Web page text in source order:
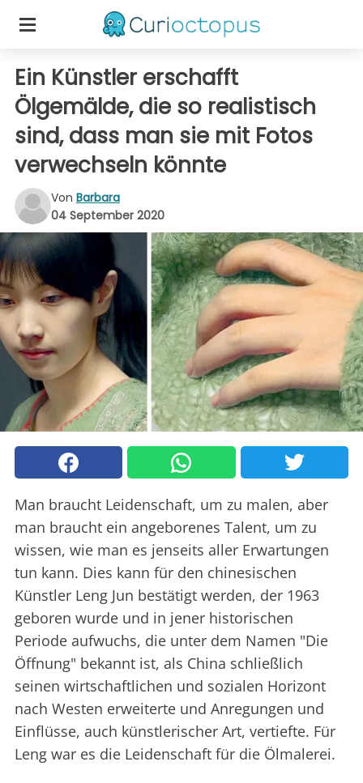
Ein Künstler erschafft
Ölgemälde, die so realistisch
sind, dass man sie mit Fotos
verwechseln könnte
Von Barbara
04 September 2020
Man braucht Leidenschaft, um zu malen, aber
man braucht ein angeborenes Talent, um zu
wissen, wie man es jenseits aller Erwartungen
tun kann. Dies kann für den chinesischen
Künstler Leng Jun bestätigt werden, der 1963
geboren wurde und in jener historischen
Periode aufwuchs, die unter dem Namen "Die
Öffnung" bekannt ist, als China schließlich
seinen wirtschaftlichen und sozialen Horizont
nach Westen erweiterte und Anregungen und
Einflüsse, auch künstlerischer Art, vertiefte. Für
Leng war es die Leidenschaft für die Ölmalerei.